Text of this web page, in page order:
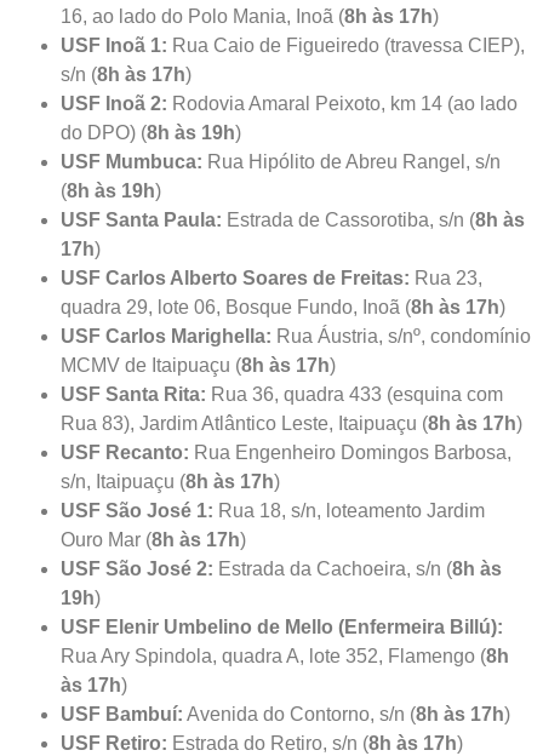
16, ao lado do Polo Mania, Inoã (8h às 17h)
USF Inoã 1: Rua Caio de Figueiredo (travessa CIEP),
s/n (8h às 17h)
USF Inoã 2: Rodovia Amaral Peixoto, km 14 (ao lado
do DPO) (8h às 19h)
USF Mumbuca: Rua Hipólito de Abreu Rangel, s/n
(8h às 19h)
USF Santa Paula: Estrada de Cassorotiba, s/n (8h às
17h)
USF Carlos Alberto Soares de Freitas: Rua 23,
quadra 29, lote 06, Bosque Fundo, Inoã (8h às 17h)
USF Carlos Marighella: Rua Áustria, s/nº, condomínio
MCMV de Itaipuaçu (8h às 17h)
USF Santa Rita: Rua 36, quadra 433 (esquina com
Rua 83), Jardim Atlântico Leste, Itaipuaçu (8h às 17h)
USF Recanto: Rua Engenheiro Domingos Barbosa,
s/n, Itaipuaçu (8h às 17h)
USF São José 1: Rua 18, s/n, loteamento Jardim
Ouro Mar (8h às 17h)
USF São José 2: Estrada da Cachoeira, s/n (8h às
19h)
USF Elenir Umbelino de Mello (Enfermeira Billú):
Rua Ary Spindola, quadra A, lote 352, Flamengo (8h
às 17h)
USF Bambuí: Avenida do Contorno, s/n (8h às 17h)
USF Retiro: Estrada do Retiro, s/n (8h às 17h)